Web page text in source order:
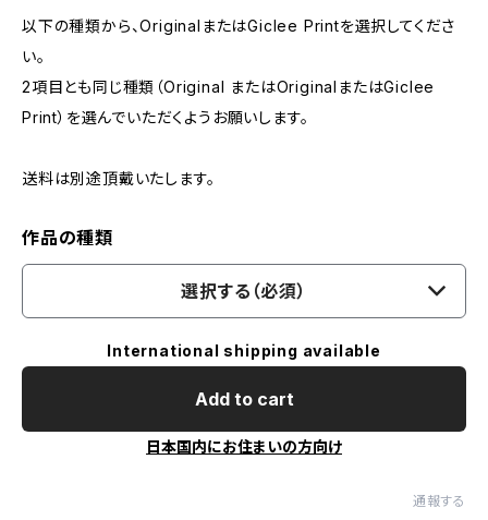
以下の種類から、OriginalまたはGiclee Printを選択してくださ
い。
2項目とも同じ種類（Original またはOriginalまたはGiclee
Print）を選んでいただくようお願いします。
送料は別途頂戴いたします。
作品の種類
選択する（必須）
International shipping available
Add to cart
日本国内にお住まいの方向け
通報する